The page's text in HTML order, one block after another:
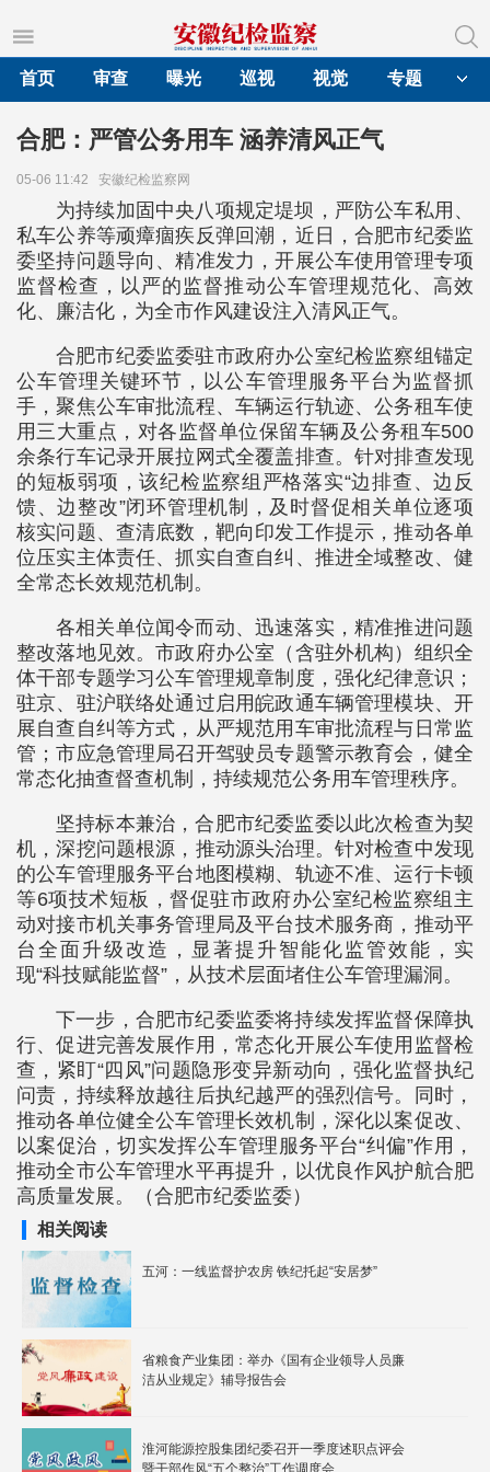
首页
审查 曝光 巡视 视觉 专题
合肥：严管公务用车 涵养清风正气
05-06 11:42 安徽纪检监察网
为持续加固中央八项规定堤坝，严防公车私用、
私车公养等顽瘴痼疾反弹回潮，近日，合肥市纪委监
委坚持问题导向、精准发力，开展公车使用管理专项
监督检查，以严的监督推动公车管理规范化、高效
化、廉洁化，为全市作风建设注入清风正气。
合肥市纪委监委驻市政府办公室纪检监察组锚定
公车管理关键环节，以公车管理服务平台为监督抓
手，聚焦公车审批流程、车辆运行轨迹、公务租车使
用三大重点，对各监督单位保留车辆及公务租车500
余条行车记录开展拉网式全覆盖排查。针对排查发现
的短板弱项，该纪检监察组严格落实“边排查、边反
馈、边整改”闭环管理机制，及时督促相关单位逐项
核实问题、查清底数，靶向印发工作提示，推动各单
位压实主体责任、抓实自查自纠、推进全域整改、健
全常态长效规范机制。
各相关单位闻令而动、迅速落实，精准推进问题
整改落地见效。市政府办公室（含驻外机构）组织全
体干部专题学习公车管理规章制度，强化纪律意识；
驻京、驻沪联络处通过启用皖政通车辆管理模块、开
展自查自纠等方式，从严规范用车审批流程与日常监
管；市应急管理局召开驾驶员专题警示教育会，健全
常态化抽查督查机制，持续规范公务用车管理秩序。
坚持标本兼治，合肥市纪委监委以此次检查为契
机，深挖问题根源，推动源头治理。针对检查中发现
的公车管理服务平台地图模糊、轨迹不准、运行卡顿
等6项技术短板，督促驻市政府办公室纪检监察组主
动对接市机关事务管理局及平台技术服务商，推动平
台全面升级改造，显著提升智能化监管效能，实
现“科技赋能监督”，从技术层面堵住公车管理漏洞。
下一步，合肥市纪委监委将持续发挥监督保障执
行、促进完善发展作用，常态化开展公车使用监督检
查，紧盯“四风”问题隐形变异新动向，强化监督执纪
问责，持续释放越往后执纪越严的强烈信号。同时，
推动各单位健全公车管理长效机制，深化以案促改、
以案促治，切实发挥公车管理服务平台“纠偏”作用，
推动全市公车管理水平再提升，以优良作风护航合肥
高质量发展。（合肥市纪委监委）
相关阅读
五河：一线监督护农房 铁纪托起“安居梦”
省粮食产业集团：举办《国有企业领导人员廉
洁从业规定》辅导报告会
淮河能源控股集团纪委召开一季度述职点评会
暨干部作风“五个整治”工作调度会